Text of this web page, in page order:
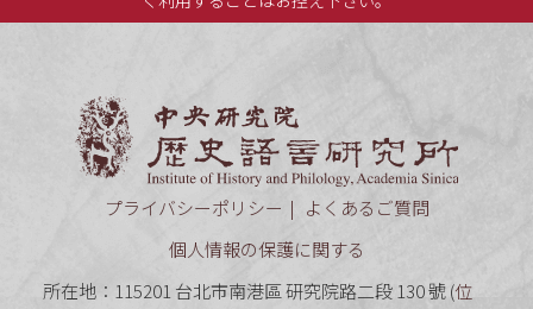
プライバシーポリシー
よくあるご質問
個人情報の保護に関する
所在地：115201 台北市南港區 研究院路二段 130 號 (位